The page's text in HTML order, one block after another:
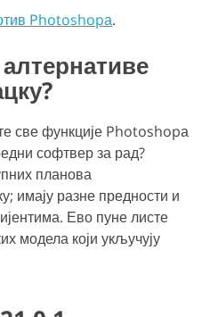
Photoshopа.
све функције Photoshopа
софтвер за рад?
планова
имају разне предности и
Ево пуне листе
модела који укључују